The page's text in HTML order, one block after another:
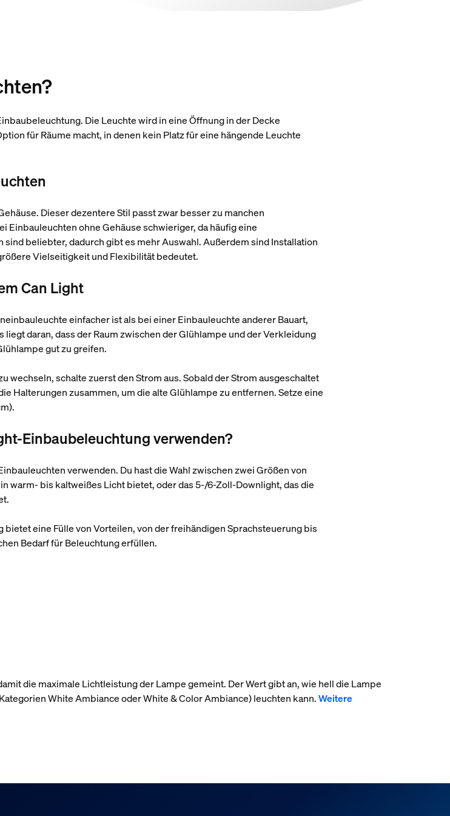
Die Leuchte wird in eine Öffnung in der Decke
für Räume macht, in denen kein Platz für eine hängende Leuchte
Dieser dezentere Stil passt zwar besser zu manchen
Einbauleuchten ohne Gehäuse schwieriger, da häufig eine
beliebter, dadurch gibt es mehr Auswahl. Außerdem sind Installation
Vielseitigkeit und Flexibilität bedeutet.
Can Light
einfacher ist als bei einer Einbauleuchte anderer Bauart,
daran, dass der Raum zwischen der Glühlampe und der Verkleidung
gut zu greifen.
wechseln, schalte zuerst den Strom aus. Sobald der Strom ausgeschaltet
Halterungen zusammen, um die alte Glühlampe zu entfernen. Setze eine
Einbaubeleuchtung verwenden?
verwenden. Du hast die Wahl zwischen zwei Größen von
warm- bis kaltweißes Licht bietet, oder das 5-/6-Zoll-Downlight, das die
eine Fülle von Vorteilen, von der freihändigen Sprachsteuerung bis
Bedarf für Beleuchtung erfüllen.
die maximale Lichtleistung der Lampe gemeint. Der Wert gibt an, wie hell die Lampe
White Ambiance oder White & Color Ambiance) leuchten kann.Weitere